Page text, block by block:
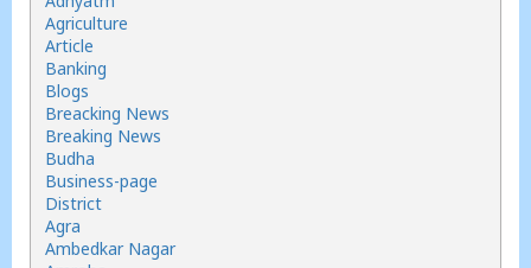
Agriculture
Article
Banking
Blogs
Breacking News
Breaking News
Budha
Business-page
District
Agra
Ambedkar Nagar